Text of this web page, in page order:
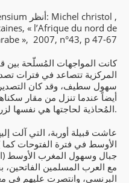
« l’Afrique du nord de
», 2007, n°43, p 47-67
المركزية تتصاعد في فترات
سهول سطيف، وقد كان التصدير
أيضاً عندما تنزل من مقار
المُحاذية لحاجتها هي نفسها لزراعة الحبوب.
الأوسط في فترة الفتوحات كما
جبال وسهول المغرب الأوسط
مع العرب المسلمين الفاتحين،